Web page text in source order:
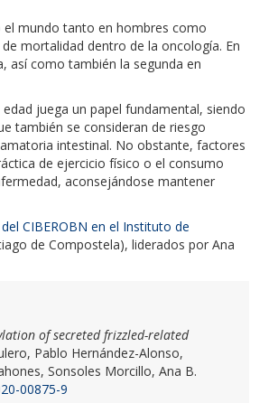
el mundo tanto en hombres como
mortalidad dentro de la oncología. En
así como también la segunda en
juega un papel fundamental, siendo
también se consideran de riesgo
intestinal. No obstante, factores
de ejercicio físico o el consumo
aconsejándose mantener
CIBEROBN en el Instituto de
de Compostela), liderados por Ana
of secreted frizzled-related
Pablo Hernández-Alonso,
Sonsoles Morcillo, Ana B.
00875-9